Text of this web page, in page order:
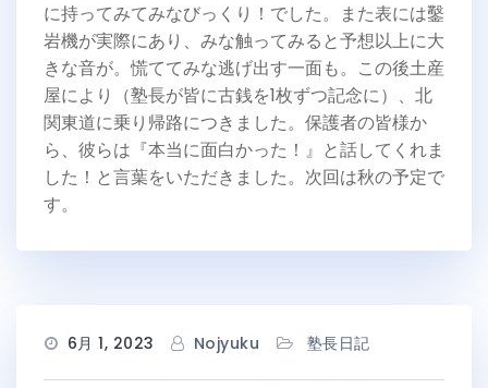
に持ってみてみなびっくり！でした。また表には鑿
岩機が実際にあり、みな触ってみると予想以上に大
きな音が。慌ててみな逃げ出す一面も。この後土産
屋により（塾長が皆に古銭を1枚ずつ記念に）、北
関東道に乗り帰路につきました。保護者の皆様か
ら、彼らは『本当に面白かった！』と話してくれま
した！と言葉をいただきました。次回は秋の予定で
す。
6月 1, 2023 Nojyuku 塾長日記